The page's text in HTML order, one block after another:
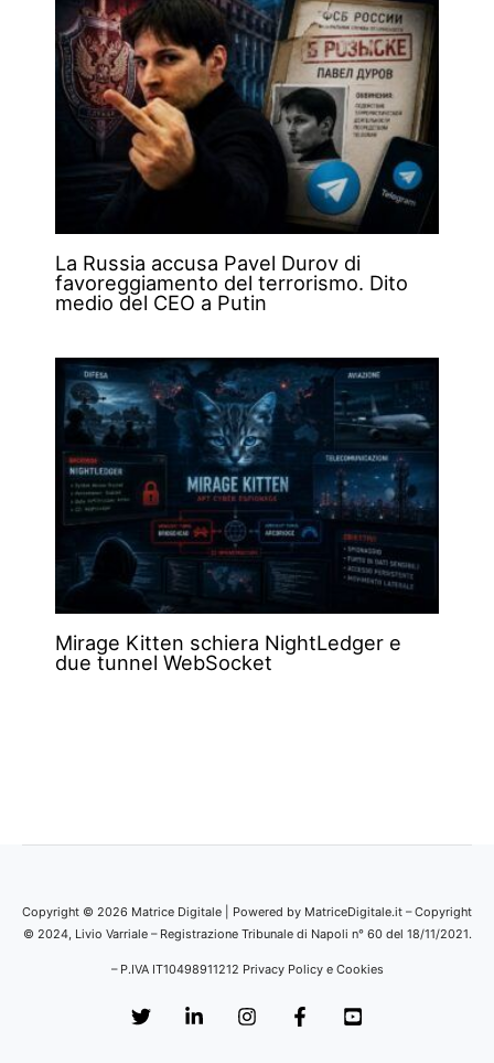
La Russia accusa Pavel Durov di
favoreggiamento del terrorismo. Dito
medio del CEO a Putin
Mirage Kitten schiera NightLedger e
due tunnel WebSocket
Copyright © 2026 Matrice Digitale | Powered by MatriceDigitale.it – Copyright
© 2024, Livio Varriale – Registrazione Tribunale di Napoli n° 60 del 18/11/2021.
– P.IVA IT10498911212 Privacy Policy e Cookies